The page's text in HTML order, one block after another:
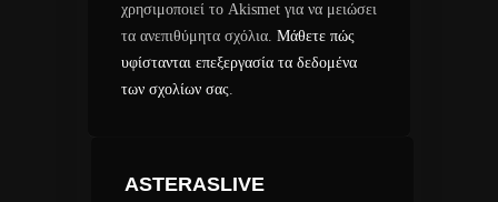
χρησιμοποιεί το Akismet για να μειώσει
τα ανεπιθύμητα σχόλια. Μάθετε πώς
υφίστανται επεξεργασία τα δεδομένα
των σχολίων σας.
ASTERASLIVE